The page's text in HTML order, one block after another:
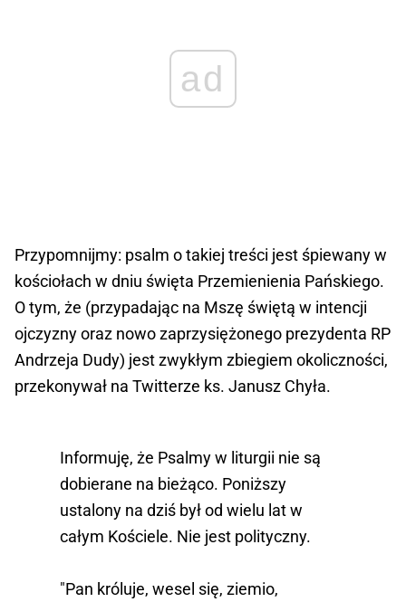
ad
Przypomnijmy: psalm o takiej treści jest śpiewany w
kościołach w dniu święta Przemienienia Pańskiego.
O tym, że (przypadając na Mszę świętą w intencji
ojczyzny oraz nowo zaprzysiężonego prezydenta RP
Andrzeja Dudy) jest zwykłym zbiegiem okoliczności,
przekonywał na Twitterze ks. Janusz Chyła.
Informuję, że Psalmy w liturgii nie są
dobierane na bieżąco. Poniższy
ustalony na dziś był od wielu lat w
całym Kościele. Nie jest polityczny.
"Pan króluje, wesel się, ziemio,